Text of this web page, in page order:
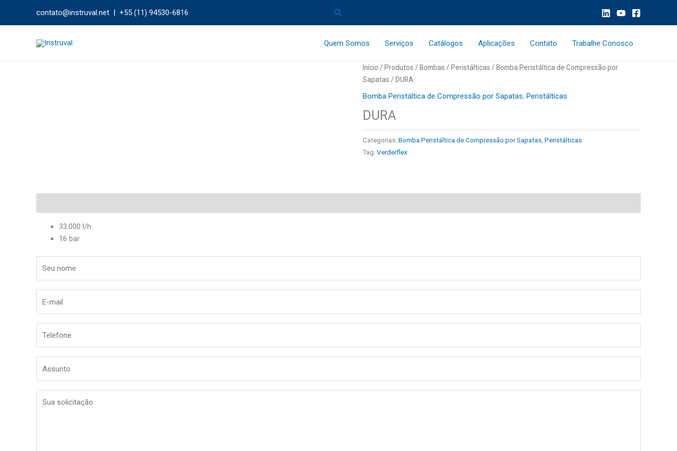
contato@instruval.net | +55 (11) 94530-6816 Pesquisar
Quem Somos Serviços Catálogos Aplicações Contato Trabalhe Conosco
Início / Produtos / Bombas / Peristálticas / Bomba Peristáltica de Compressão por
Sapatas / DURA
Bomba Peristáltica de Compressão por Sapatas, Peristálticas
DURA
Categorias: Bomba Peristáltica de Compressão por Sapatas Peristálticas
Tag: Verderflex
33.000 l/h
16 bar